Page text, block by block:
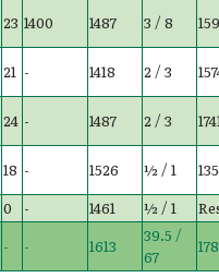
23 1400 1487 3 / 8
21 - 1418 2 / 3
24 - 1487 2 / 3
18 - 1526 ½ / 1
0 - 1461 ½ / 1
- - 1613
39.5 /
67